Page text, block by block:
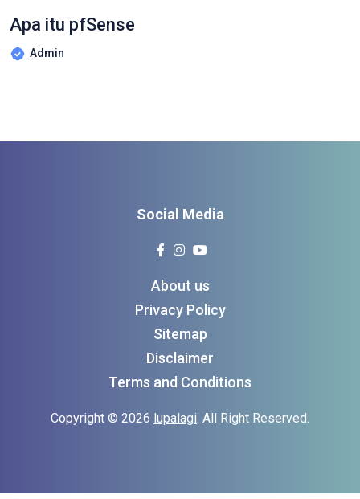
Apa itu pfSense
Admin
About us
Privacy Policy
Sitemap
Disclaimer
Terms and Conditions
Copyright © 2026 lupalagi. All Right Reserved.
Social Media